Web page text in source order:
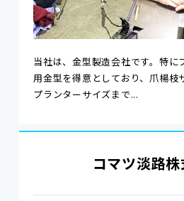
当社は、金型製造会社です。特に
用金型を得意としており、爪楊枝
プランターサイズまで...
コマツ淡路